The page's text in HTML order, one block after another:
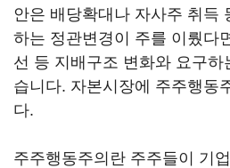
안은 배당확대나 자사주 취득
하는 정관변경이 주를 이뤘다
선 등 지배구조 변화와 요구하
습니다. 자본시장에 주주행동
다.
주주행동주의란 주주들이 기